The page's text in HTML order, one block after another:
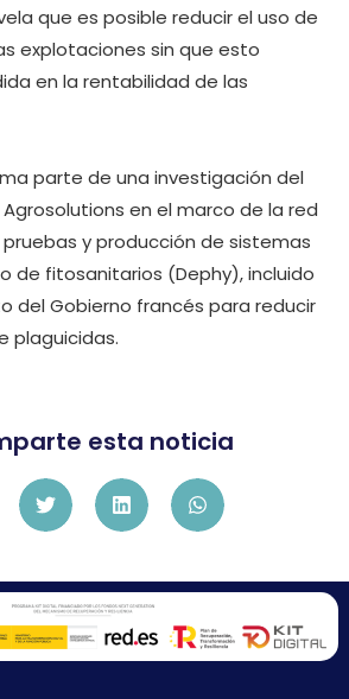
que es posible reducir el uso de
explotaciones sin que esto
en la rentabilidad de las
parte de una investigación del
Agrosolutions en el marco de la red
y producción de sistemas
de fitosanitarios (Dephy), incluido
del Gobierno francés para reducir
plaguicidas.
esta noticia